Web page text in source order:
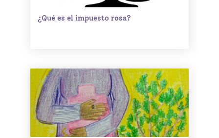
¿Qué es el impuesto rosa?